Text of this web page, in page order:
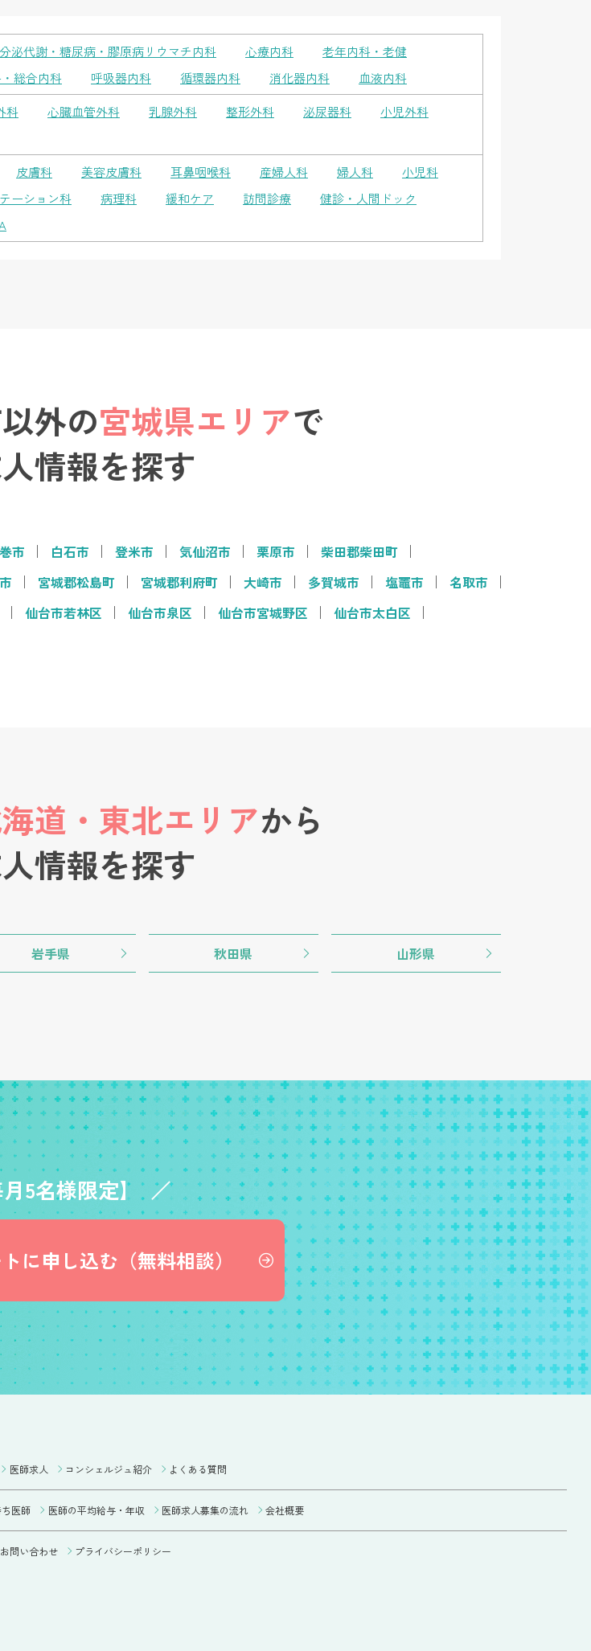
泌代謝・糖尿病・膠原病リウマチ内科 心療内科
老年内科・老健
総合内科 呼吸器内科 循環器内科 消化器内科 血液内科
科 心臓血管外科 乳腺外科 整形外科 泌尿器科
小児外科
皮膚科 美容皮膚科 耳鼻咽喉科 産婦人科 婦人科
小児科
ーション科 病理科 緩和ケア 訪問診療
健診・人間ドック
外の宮城県エリアで
情報を探す
市 白石市 登米市 気仙沼市 栗原市
柴田郡柴田町
宮城郡松島町 宮城郡利府町 大崎市 多賀城市 塩竈市
名取市
仙台市若林区 仙台市泉区 仙台市宮城野区
仙台市太白区
道・東北エリアから
情報を探す
岩手県 秋田県
山形県
月5名様限定】
に申し込む（無料相談）
医師求人 コンシェルジュ紹介 よくある質問
医師 医師の平均給与・年収 医師求人募集の流れ 会社概要
お問い合わせ プライバシーポリシー